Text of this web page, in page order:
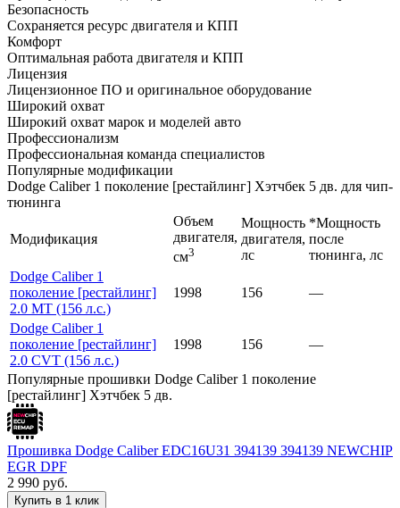
Безопасность
Сохраняется ресурс двигателя и КПП
Комфорт
Оптимальная работа двигателя и КПП
Лицензия
Лицензионное ПО и оригинальное оборудование
Широкий охват
Широкий охват марок и моделей авто
Профессионализм
Профессиональная команда специалистов
Популярные модификации
Dodge Caliber 1 поколение [рестайлинг] Хэтчбек 5 дв. для чип-
тюнинга
Модификация
Объем
двигателя,
см3
Мощность
двигателя,
лс
*Мощность
после
тюнинга, лс
Dodge Caliber 1
поколение [рестайлинг]
2.0 MT (156 л.с.)
1998 156 —
Dodge Caliber 1
поколение [рестайлинг]
2.0 CVT (156 л.с.)
1998 156 —
Популярные прошивки Dodge Caliber 1 поколение
[рестайлинг] Хэтчбек 5 дв.
Прошивка Dodge Caliber EDC16U31 394139 394139 NEWCHIP
EGR DPF
2 990 руб.
Купить в 1 клик